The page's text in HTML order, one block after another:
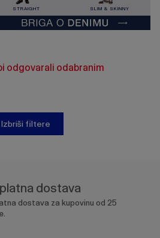
STRAIGHT SLIM & SKINNY
odgovarali odabranim
Izbriši filtere
dostava
dostava za kupovinu od 25